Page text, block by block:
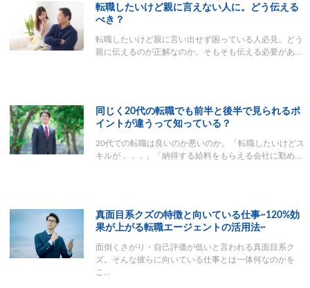
転職したいけど親に言えない人に。どう伝える
べき？
転職したいけど親に言い出せず困っている人必見。どう
親に伝えるのが正解なのか。そもそも伝える必要があ…
同じく20代の転職でも前半と後半で見られるポ
イントが違うって知っている？
20代での転職は良いのか悪いのか。「転職したいけどス
キルが．．．」「納得する給料をもらえる会社に勤め…
真面目系クズの特徴と向いている仕事~120%効
果が上がる転職エージェントの活用法~
面倒くさがり・自己評価が低いと言われる真面目系ク
ズ。そんな彼らに向いている仕事とは一体何なのかを
こ…